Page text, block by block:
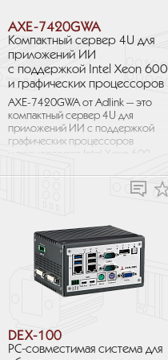
AXE-7420GWA
Компактный сервер 4U для
приложений ИИ
с поддержкой Intel Xeon 600
и графических процессоров
AXE-7420GWA от Adlink — это
компактный сервер 4U для
приложений ИИ с поддержкой
графических процессоров
и процессоров Intel Xeon 600
для приложений баз данных,
позволяет эффективнее
использовать пространство,
а 12 слотов расширения
позволяют внедрять сложные
автоматические задачи
и возможности ИИ
DEX-100
PC-совместимая система для